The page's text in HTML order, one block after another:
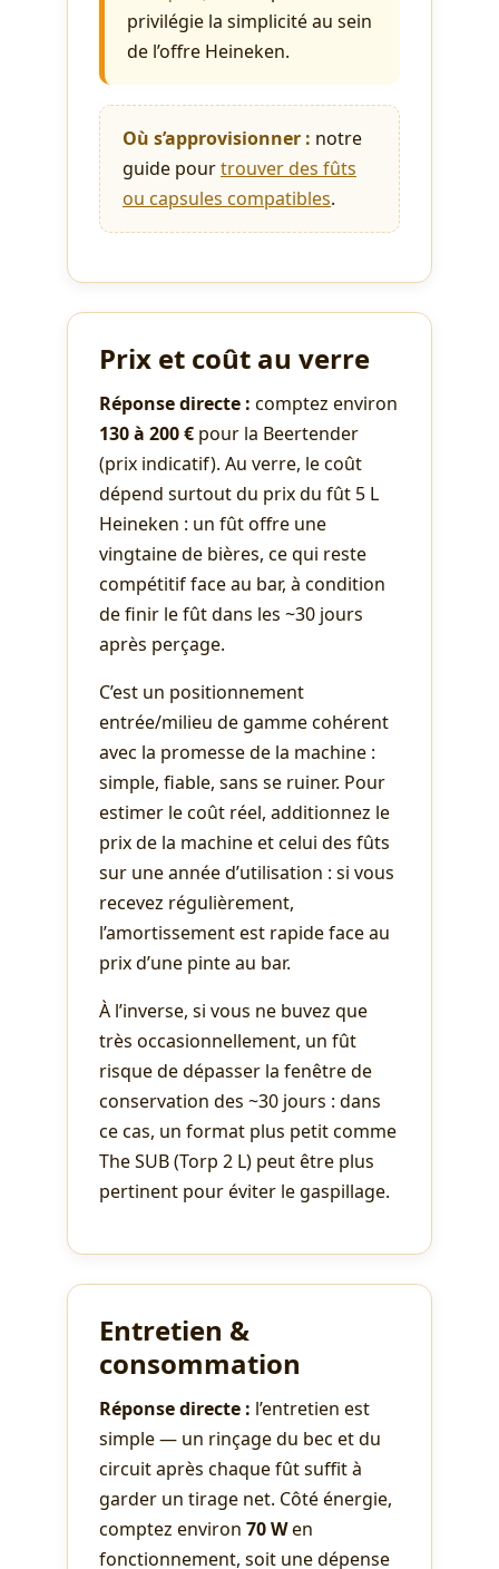
privilégie la simplicité au sein
de l’offre Heineken.
Où s’approvisionner : notre
guide pourtrouver des fûts
ou capsules compatibles.
Prix et coût au verre
Réponse directe : comptez environ
130 à 200 € pour la Beertender
(prix indicatif). Au verre, le coût
dépend surtout du prix du fût 5 L
Heineken : un fût offre une
vingtaine de bières, ce qui reste
compétitif face au bar, à condition
de finir le fût dans les ~30 jours
après perçage.
C’est un positionnement
entrée/milieu de gamme cohérent
avec la promesse de la machine :
simple, fiable, sans se ruiner. Pour
estimer le coût réel, additionnez le
prix de la machine et celui des fûts
sur une année d’utilisation : si vous
recevez régulièrement,
l’amortissement est rapide face au
prix d’une pinte au bar.
À l’inverse, si vous ne buvez que
très occasionnellement, un fût
risque de dépasser la fenêtre de
conservation des ~30 jours : dans
ce cas, un format plus petit comme
The SUB (Torp 2 L) peut être plus
pertinent pour éviter le gaspillage.
Entretien &
consommation
Réponse directe : l’entretien est
simple — un rinçage du bec et du
circuit après chaque fût suffit à
garder un tirage net. Côté énergie,
comptez environ 70 Wen
fonctionnement, soit une dépense